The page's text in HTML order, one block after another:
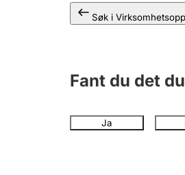
Søk i
Fant du det
Ja